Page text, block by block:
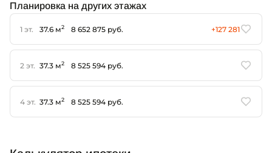
Планировка на других этажах
1 эт. 37.6 м2 8 652 875 руб. +127 281
2 эт. 37.3 м2 8 525 594 руб.
4 эт. 37.3 м2 8 525 594 руб.